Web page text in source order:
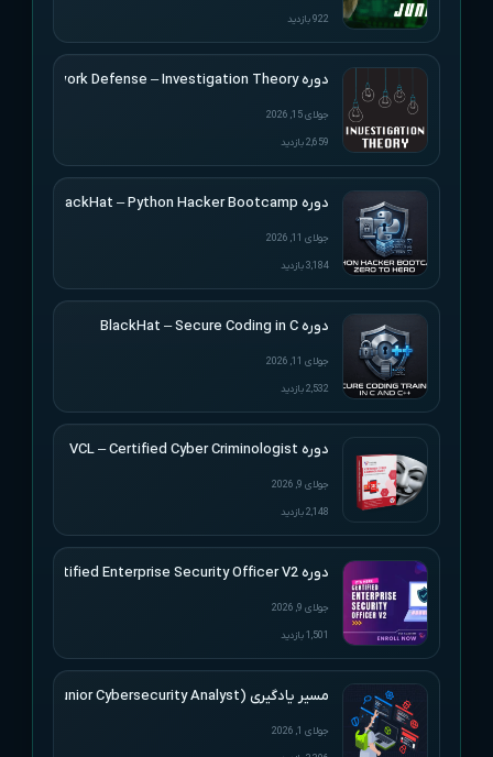
922 بازدید
دوره Applied Network Defense – Investigation Theory
جولای 15, 2026
2,659 بازدید
دوره BlackHat – Python Hacker Bootcamp
جولای 11, 2026
3,184 بازدید
دوره BlackHat – Secure Coding in C
جولای 11, 2026
2,532 بازدید
دوره VCL – Certified Cyber Criminologist
جولای 9, 2026
2,148 بازدید
دوره VCL – Certified Enterprise Security Officer V2
جولای 9, 2026
1,501 بازدید
مسیر یادگیری (CJCA) HTB Academy – Junior Cybersecurity Analyst
جولای 1, 2026